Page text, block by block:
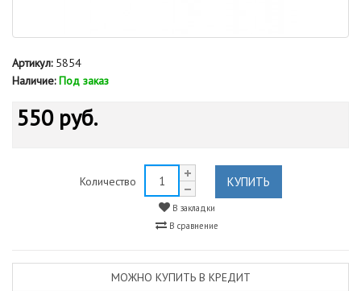
Артикул:5854
Наличие: Под заказ
550 руб.
Количество КУПИТЬ
В закладки
В сравнение
МОЖНО КУПИТЬ В КРЕДИТ